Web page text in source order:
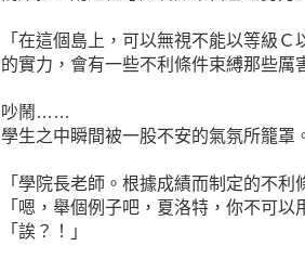
「在這個島上，可以無視不能以等級
的實力，會有一些不利條件束縛那些厲
吵鬧……
學生之中瞬間被一股不安的氣氛所籠罩
「學院長老師。根據成績而制定的不利
「嗯，舉個例子吧，夏洛特，你不可以
「誒？！」